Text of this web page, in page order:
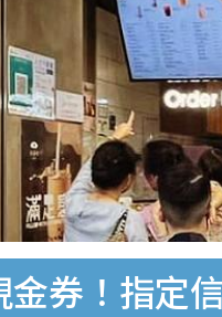
券！指定